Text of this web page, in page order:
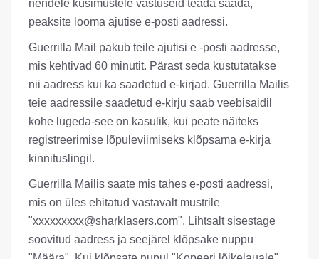
nendele küsimustele vastuseid teada saada,
peaksite looma ajutise e-posti aadressi.
Guerrilla Mail pakub teile ajutisi e -posti aadresse,
mis kehtivad 60 minutit. Pärast seda kustutatakse
nii aadress kui ka saadetud e-kirjad. Guerrilla Mailis
teie aadressile saadetud e-kirju saab veebisaidil
kohe lugeda-see on kasulik, kui peate näiteks
registreerimise lõpuleviimiseks klõpsama e-kirja
kinnituslingil.
Guerrilla Mailis saate mis tahes e-posti aadressi,
mis on üles ehitatud vastavalt mustrile
"xxxxxxxxx@sharklasers.com". Lihtsalt sisestage
soovitud aadress ja seejärel klõpsake nuppu